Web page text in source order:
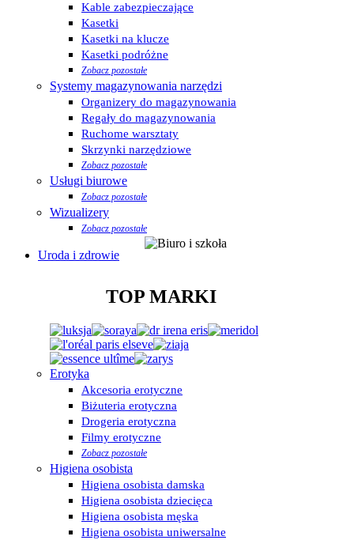
Kable zabezpieczające
Kasetki
Kasetki na klucze
Kasetki podróżne
Zobacz pozostałe
Systemy magazynowania narzędzi
Organizery do magazynowania
Regały do magazynowania
Ruchome warsztaty
Skrzynki narzędziowe
Zobacz pozostałe
Usługi biurowe
Zobacz pozostałe
Wizualizery
Zobacz pozostałe
Uroda i zdrowie
TOP MARKI
Erotyka
Akcesoria erotyczne
Biżuteria erotyczna
Drogeria erotyczna
Filmy erotyczne
Zobacz pozostałe
Higiena osobista
Higiena osobista damska
Higiena osobista dziecięca
Higiena osobista męska
Higiena osobista uniwersalne